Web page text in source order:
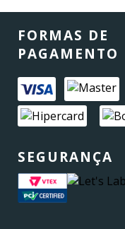
FORMAS DE
PAGAMENTO
SEGURANÇA